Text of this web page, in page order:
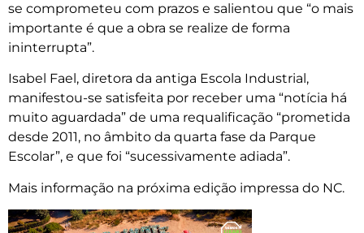
se comprometeu com prazos e salientou que “o mais
importante é que a obra se realize de forma
ininterrupta”.
Isabel Fael, diretora da antiga Escola Industrial,
manifestou-se satisfeita por receber uma “notícia há
muito aguardada” de uma requalificação “prometida
desde 2011, no âmbito da quarta fase da Parque
Escolar”, e que foi “sucessivamente adiada”.
Mais informação na próxima edição impressa do NC.